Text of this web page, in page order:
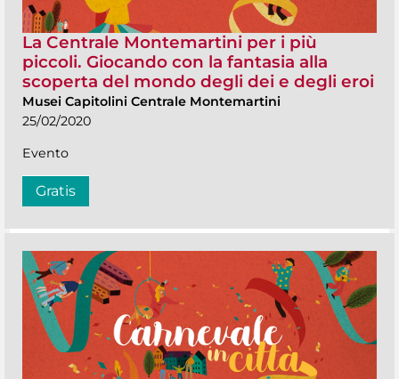
La Centrale Montemartini per i più
piccoli. Giocando con la fantasia alla
scoperta del mondo degli dei e degli eroi
Musei Capitolini Centrale Montemartini
25/02/2020
Evento
Gratis